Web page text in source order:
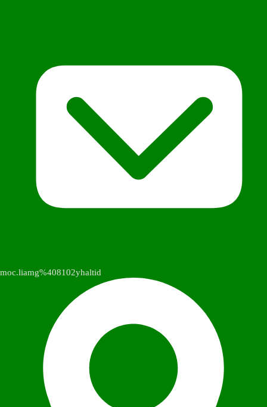
moc.liamg%408102yhaltid